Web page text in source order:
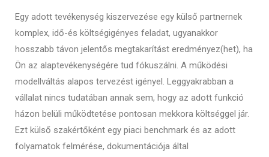
Egy adott tevékenység kiszervezése egy külső partnernek
komplex, idő-és költségigényes feladat, ugyanakkor
hosszabb távon jelentős megtakarítást eredményez(het), ha
Ön az alaptevékenységére tud fókuszálni. A működési
modellváltás alapos tervezést igényel. Leggyakrabban a
vállalat nincs tudatában annak sem, hogy az adott funkció
házon belüli működtetése pontosan mekkora költséggel jár.
Ezt külső szakértőként egy piaci benchmark és az adott
folyamatok felmérése, dokumentációja által